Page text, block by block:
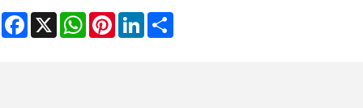
X
WhatsAppPinterestLinkedInShare